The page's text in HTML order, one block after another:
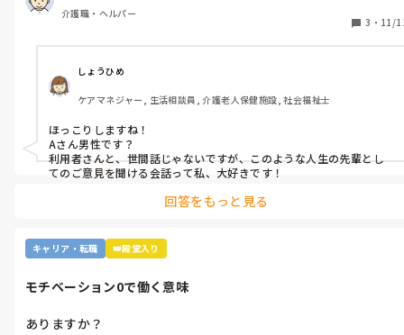
介護職・ヘルパー
3 ・ 11/
しょうひめ
ケアマネジャー, 生活相談員, 介護老人保健施設, 社会福祉士
ほっこりしますね！
Aさん男性です？
利用者さんと、世間話じゃないですが、このような人生の先輩とし
てのご意見を聞ける会話って私、大好きです！
回答をもっと見る
キャリア・転職 👑殿堂入り
モチベーション0で働く意味
ありますか？